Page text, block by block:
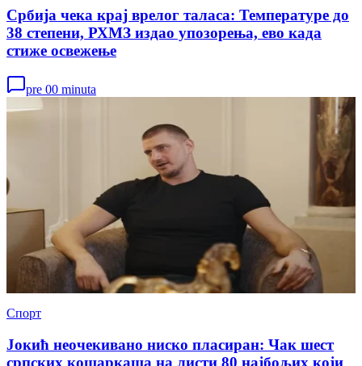
Србија чека крај врелог таласа: Температуре до
38 степени, РХМЗ издао упозорења, ево када
стиже освежење
pre 00 minuta
Спорт
Јокић неочекивано ниско пласиран: Чак шест
српских кошаркаша на листи 80 најбољих који